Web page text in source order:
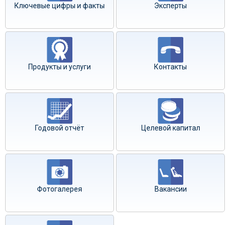
Ключевые цифры и факты Эксперты
Продукты и услуги Контакты
Годовой отчёт Целевой капитал
Фотогалерея Вакансии